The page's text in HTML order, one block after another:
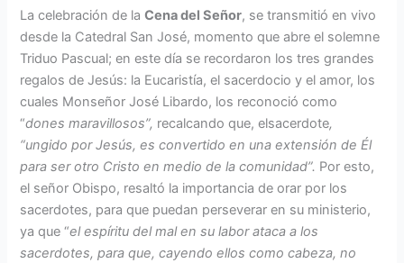
La celebración de laCena del Señor, se transmitió en vivo
desde la Catedral San José, momento que abre el solemne
Triduo Pascual; en este día se recordaron los tres grandes
regalos de Jesús: la Eucaristía, el sacerdocio y el amor, los
cuales Monseñor José Libardo, los reconoció como
“dones maravillosos”, recalcando que, elsacerdote,
“ungido por Jesús, es convertido en una extensión de Él
para ser otro Cristo en medio de la comunidad”. Por esto,
el señor Obispo, resaltó la importancia de orar por los
sacerdotes, para que puedan perseverar en su ministerio,
ya que “el espíritu del mal en su labor ataca a los
sacerdotes, para que, cayendo ellos como cabeza, no